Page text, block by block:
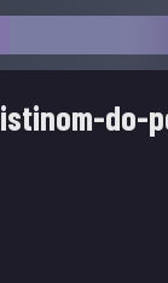
istinom-do-